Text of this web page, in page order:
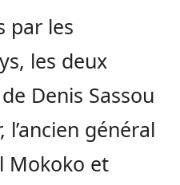
par les
les deux
Denis Sassou
l’ancien général
Mokoko et